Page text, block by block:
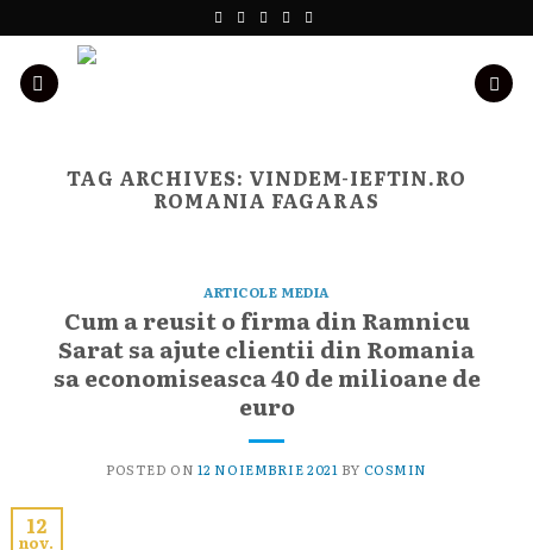
to
content
TAG ARCHIVES: VINDEM-IEFTIN.RO
ROMANIA FAGARAS
ARTICOLE MEDIA
Cum a reusit o firma din Ramnicu
Sarat sa ajute clientii din Romania
sa economiseasca 40 de milioane de
euro
POSTED ON 12 NOIEMBRIE 2021 BY COSMIN
12
nov.